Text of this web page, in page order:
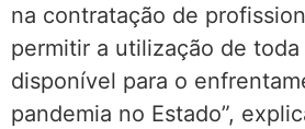
na contratação de
permitir a utilização de toda
disponível para o
pandemia no Estado”,